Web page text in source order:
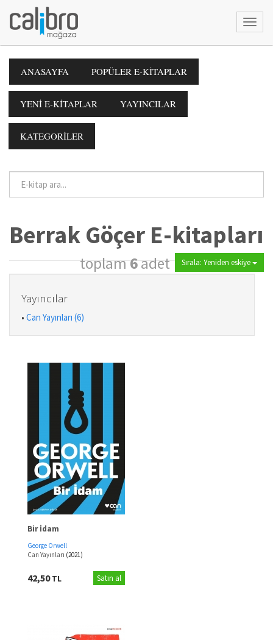
ANASAYFA POPÜLER E-KİTAPLAR
YENİ E-KİTAPLAR YAYINCILAR
KATEGORİLER
Berrak Göçer E-kitapları
toplam6adet Sırala: Yeniden eskiye
Yayıncılar
• Can Yayınları (6)
Bir İdam
George Orwell
Can Yayınları (2021)
42,50TL Satın al